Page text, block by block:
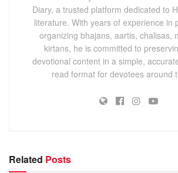
Diary, a trusted platform dedicated to
literature. With years of experience in
organizing bhajans, aartis, chalisas,
kirtans, he is committed to
devotional content in a simple,
read format for devotees around
Related Posts